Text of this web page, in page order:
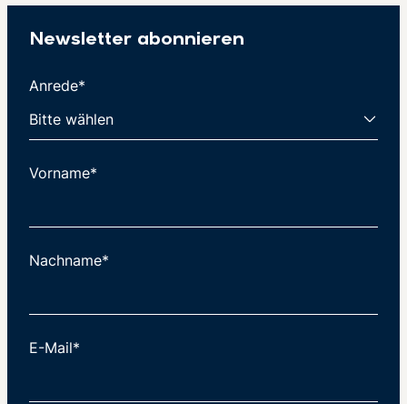
Newsletter abonnieren
Anrede*
Vorname*
Nachname*
E-Mail*